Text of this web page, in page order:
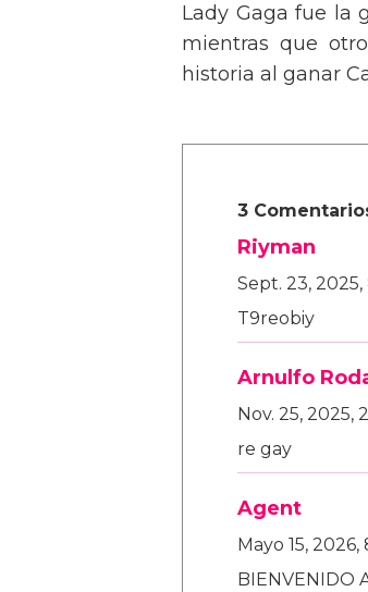
Lady Gaga fue la
mientras que
historia al ganar
3
Riyman
Sept. 23, 2025,
T9reobiy
Arnulfo
Nov. 25, 2025,
re gay
Agent
Mayo 15, 2026,
BIENVENIDO